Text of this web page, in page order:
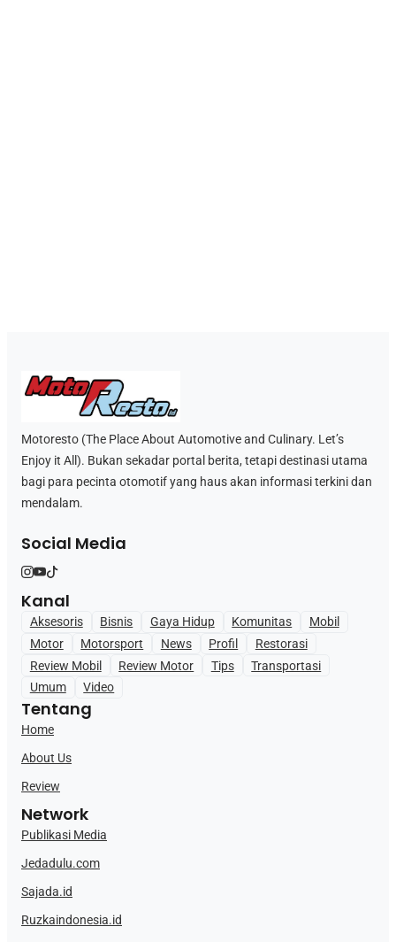
Motoresto (The Place About Automotive and Culinary. Let’s
Enjoy it All). Bukan sekadar portal berita, tetapi destinasi utama
bagi para pecinta otomotif yang haus akan informasi terkini dan
mendalam.
Social Media
Kanal
Aksesoris Bisnis Gaya Hidup Komunitas
Mobil
Motor
Motorsport News Profil
Restorasi
Review Mobil
Review Motor Tips
Transportasi
Umum
Video
Tentang
Home
About Us
Review
Network
Publikasi Media
Jedadulu.com
Sajada.id
Ruzkaindonesia.id